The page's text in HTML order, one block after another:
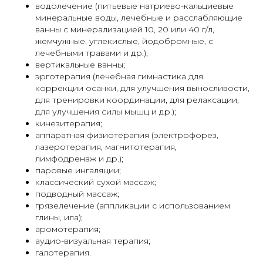
водолечение (питьевые натриево-кальциевые
минеральные воды, лечебные и расслабляющие
ванны с минерализацией 10, 20 или 40 г/л,
жемчужные, углекислые, йодобромные, с
лечебными травами и др.);
вертикальные ванны;
эрготерапия (лечебная гимнастика для
коррекции осанки, для улучшения выносливости,
для тренировки координации, для релаксации,
для улучшения силы мышц и др.);
кинезитерапия;
аппаратная физиотерапия (электрофорез,
лазеротерапия, магнитотерапия,
лимфодренаж и др.);
паровые ингаляции;
классический сухой массаж;
подводный массаж;
грязелечение (аппликации с использованием
глины, ила);
аромотерапия;
аудио-визуальная терапия;
галотерапия.